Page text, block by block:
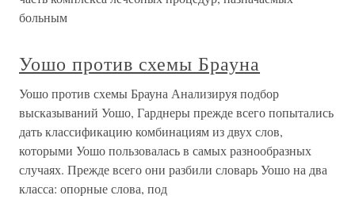
больным
Уошо против схемы Брауна
Уошо против схемы Брауна Анализируя подбор
высказываний Уошо, Гарднеры прежде всего попытались
дать классификацию комбинациям из двух слов,
которыми Уошо пользовалась в самых разнообразных
случаях. Прежде всего они разбили словарь Уошо на два
класса: опорные слова, под